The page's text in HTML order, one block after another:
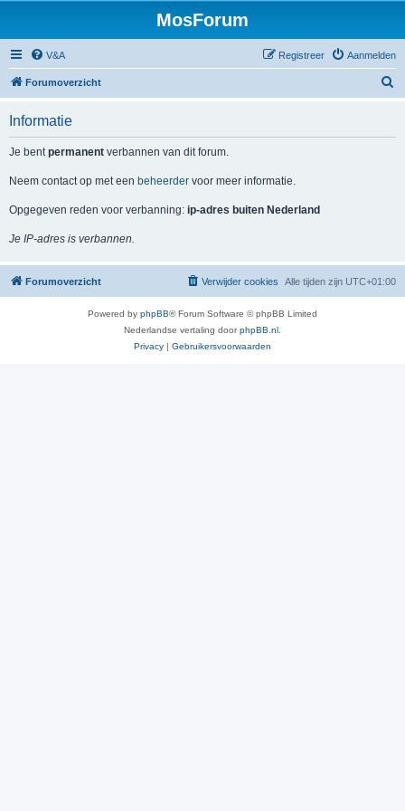
MosForum
V&A Aanmelden
Registreer
Forumoverzicht
Informatie
Je bentpermanent verbannen van dit forum.
Neem contact op met een beheerder voor meer informatie.
Opgegeven reden voor verbanning: ip-adres buiten Nederland
Je IP-adres is verbannen.
Forumoverzicht Alle tijden zijn UTC+01:00
Verwijder cookies
Powered by phpBB® Forum Software © phpBB Limited
Nederlandse vertaling doorphpBB.nl
Privacy | Gebruikersvoorwaarden